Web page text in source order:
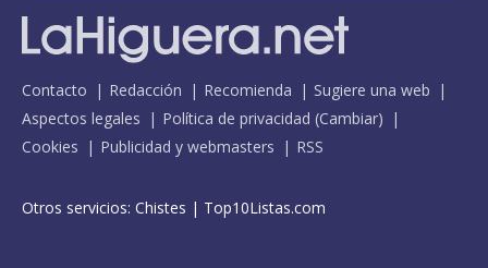
Contacto Redacción Recomienda
Sugiere una web
Aspectos legales
Política de privacidad (Cambiar)
Cookies
Publicidad y webmasters RSS
Otros servicios: Chistes | Top10Listas.com